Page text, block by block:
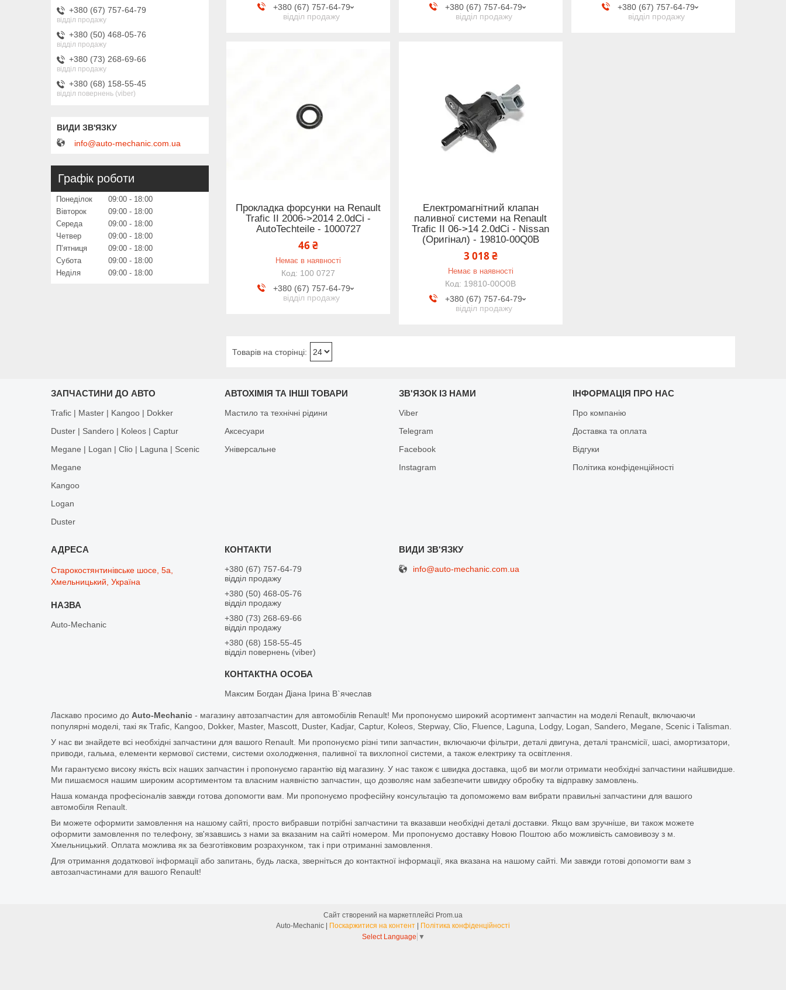
+380 (67) 757-64-79
відділ продажу
+380 (67) 757-64-79
відділ продажу
+380 (67) 757-64-79
відділ продажу
Прокладка форсунки на Renault
Trafic II 2006->2014 2.0dCi -
AutoTechteile - 1000727
46 ₴
Немає в наявності
100 0727
+380 (67) 757-64-79
відділ продажу
Електромагнітний клапан
паливної системи на Renault
Trafic II 06->14 2.0dCi - Nissan
(Оригінал) - 19810-00Q0B
3 018 ₴
Немає в наявності
19810-00Q0B
+380 (67) 757-64-79
відділ продажу
+380 (67) 757-64-79
відділ продажу
+380 (50) 468-05-76
відділ продажу
+380 (73) 268-69-66
відділ продажу
+380 (68) 158-55-45
відділ повернень (viber)
info@auto-mechanic.com.ua
Графік роботи
Понеділок 09:00
18:00
Вівторок
09:00
18:00
Середа
09:00
18:00
Четвер
09:00
18:00
Пʼятниця
09:00
18:00
Субота
09:00
18:00
Неділя
09:00 18:00
ЗАПЧАСТИНИ ДО АВТО
Trafic | Master | Kangoo | Dokker
Duster | Sandero | Koleos | Captur
Megane | Logan | Clio | Laguna | Scenic
Megane
Kangoo
Logan
Duster
АВТОХІМІЯ ТА ІНШІ ТОВАРИ
Мастило та технічні рідини
Аксесуари
Універсальне
ЗВ'ЯЗОК ІЗ НАМИ
Viber
Telegram
Facebook
Іnstagram
ІНФОРМАЦІЯ ПРО НАС
Про компанію
Доставка та оплата
Відгуки
Політика конфіденційності
Старокостянтинівське шосе, 5а,
Хмельницький, Україна
Auto-Mechanic
+380 (67) 757-64-79
відділ продажу
+380 (50) 468-05-76
відділ продажу
+380 (73) 268-69-66
відділ продажу
+380 (68) 158-55-45
відділ повернень (viber)
Максим Богдан Діана Ірина В`ячеслав
info@auto-mechanic.com.ua
Ласкаво просимо до Auto-Mechanic - магазину автозапчастин для автомобілів Renault! Ми пропонуємо широкий асортимент запчастин на моделі Renault, включаючи
популярні моделі, такі як Trafic, Kangoo, Dokker, Master, Mascott, Duster, Kadjar, Captur, Koleos, Stepway, Clio, Fluence, Laguna, Lodgy, Logan, Sandero, Megane, Scenic і Talisman.
У нас ви знайдете всі необхідні запчастини для вашого Renault. Ми пропонуємо різні типи запчастин, включаючи фільтри, деталі двигуна, деталі трансмісії, шасі, амортизатори,
приводи, гальма, елементи кермової системи, системи охолодження, паливної та вихлопної системи, а також електрику та освітлення.
Ми гарантуємо високу якість всіх наших запчастин і пропонуємо гарантію від магазину. У нас також є швидка доставка, щоб ви могли отримати необхідні запчастини найшвидше.
Ми пишаємося нашим широким асортиментом та власним наявністю запчастин, що дозволяє нам забезпечити швидку обробку та відправку замовлень.
Наша команда професіоналів завжди готова допомогти вам. Ми пропонуємо професійну консультацію та допоможемо вам вибрати правильні запчастини для вашого
автомобіля Renault.
Ви можете оформити замовлення на нашому сайті, просто вибравши потрібні запчастини та вказавши необхідні деталі доставки. Якщо вам зручніше, ви також можете
оформити замовлення по телефону, зв'язавшись з нами за вказаним на сайті номером. Ми пропонуємо доставку Новою Поштою або можливість самовивозу з м.
Хмельницький. Оплата можлива як за безготівковим розрахунком, так і при отриманні замовлення.
Для отримання додаткової інформації або запитань, будь ласка, зверніться до контактної інформації, яка вказана на нашому сайті. Ми завжди готові допомогти вам з
автозапчастинами для вашого Renault!
Сайт створений на маркетплейсі Prom.ua
Поскаржитися на контент
Політика конфіденційності
Select Language ▼